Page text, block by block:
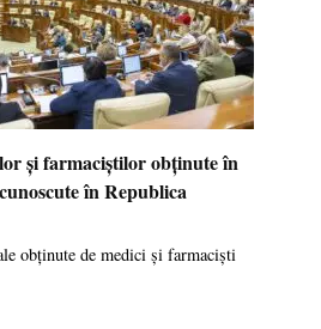
și farmaciștilor obținute în
în Republica
obținute de medici și farmaciști